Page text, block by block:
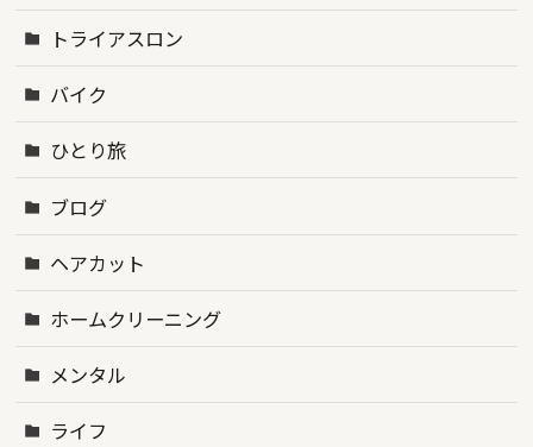
トライアスロン
バイク
ひとり旅
ブログ
ヘアカット
ホームクリーニング
メンタル
ライフ